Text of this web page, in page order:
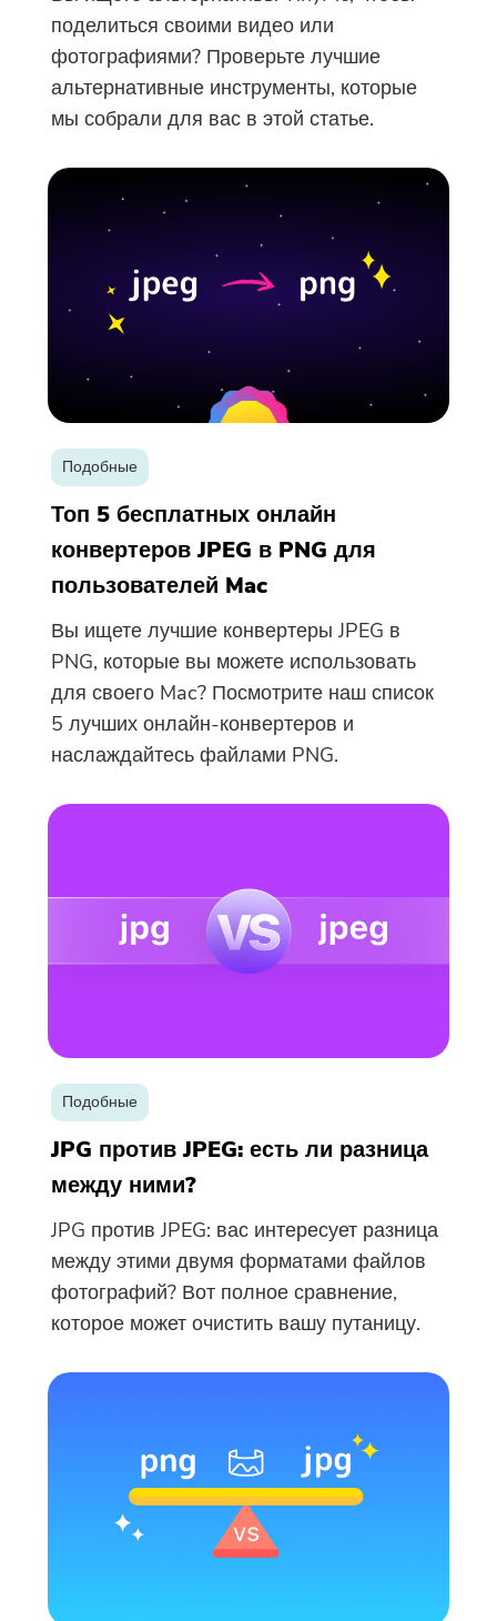
поделиться своими видео или
фотографиями? Проверьте лучшие
альтернативные инструменты, которые
мы собрали для вас в этой статье.
Подобные
Топ 5 бесплатных онлайн
конвертеров JPEG в PNG для
пользователей Mac
Вы ищете лучшие конвертеры JPEG в
PNG, которые вы можете использовать
для своего Mac? Посмотрите наш список
5 лучших онлайн-конвертеров и
наслаждайтесь файлами PNG.
Подобные
JPG против JPEG: есть ли разница
между ними?
JPG против JPEG: вас интересует разница
между этими двумя форматами файлов
фотографий? Вот полное сравнение,
которое может очистить вашу путаницу.
Вы почти закончили.
Подпишитесь на наши лучшие
приложениях iMyMac.
Горячая подсказка
Это программное обеспечение
можно только скачать. Это
программное обеспечение
можно загрузить и
использовать только на Mac.
Вы можете ввести свой адрес
электронной почты, чтобы
получить ссылку для
скачивания и код купона. Если
вы хотите купить программное
обеспечение, пожалуйста,
нажмитемагазин.
Пожалуйста, введите адрес
электронной почты.
Спасибо за вашу подписку!
Спасибо за вашу подписку!
Ссылка для скачивания и код
user@email.com. Вы также можете
нажать кнопку, чтобы приобрести
программное обеспечение
напрямую.